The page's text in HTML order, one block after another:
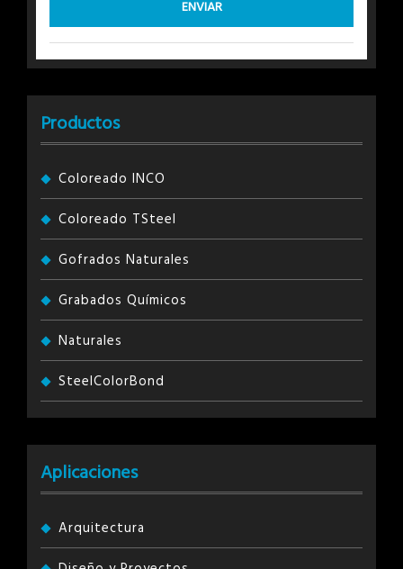
Productos
Coloreado INCO
Coloreado TSteel
Gofrados Naturales
Grabados Químicos
Naturales
SteelColorBond
Aplicaciones
Arquitectura